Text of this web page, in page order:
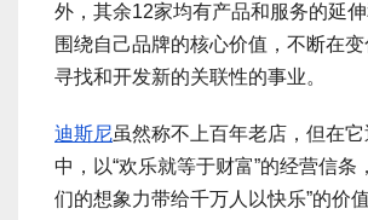
外，其余12家均有产品和服务的延
围绕自己品牌的核心价值，不断在
寻找和开发新的关联性的事业。
迪斯尼虽然称不上百年老店，但在
中，以“欢乐就等于财富”的经营信条
们的想象力带给千万人以快乐”的价